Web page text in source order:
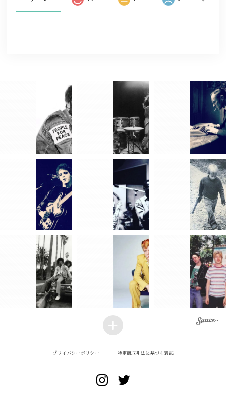
プライバシーポリシー 特定商取引法に基づく表記